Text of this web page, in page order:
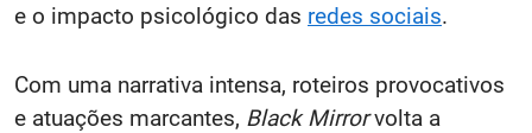
e o impacto psicológico das redes sociais.
Com uma narrativa intensa, roteiros provocativos
e atuações marcantes, Black Mirrorvolta a